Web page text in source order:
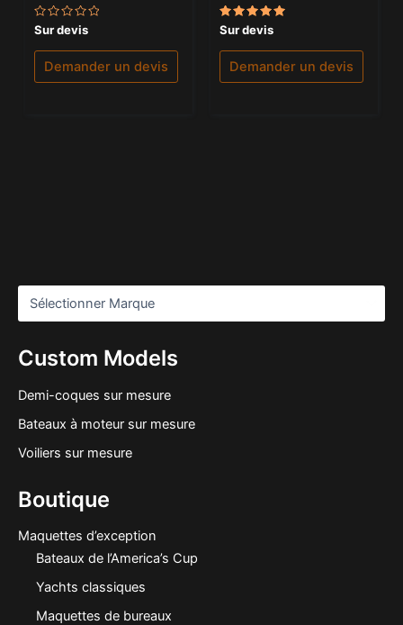
Custom Models
Demi-coques sur mesure
Bateaux à moteur sur mesure
Voiliers sur mesure
Boutique
Maquettes d’exception
Bateaux de l’America’s Cup
Yachts classiques
Maquettes de bureaux
Note
0
sur
Sur devis
Demander un devis
Note
5.00
sur 5
Sur devis
Demander un devis